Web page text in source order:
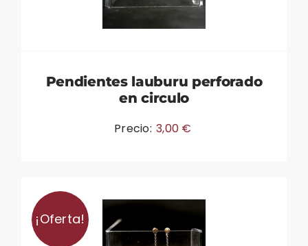
Pendientes lauburu perforado
en circulo
Precio: 3,00 €
¡Oferta!